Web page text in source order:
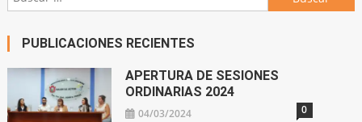
PUBLICACIONES RECIENTES
APERTURA DE SESIONES
ORDINARIAS 2024
04/03/2024 0